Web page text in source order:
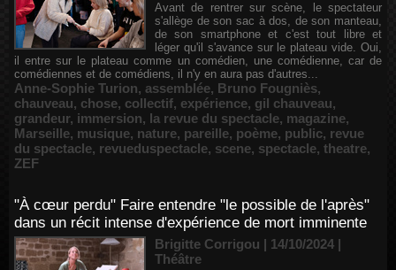
Avant de rentrer sur scène, le spectateur
s'allège de son sac à dos, de son manteau,
de son smartphone et c'est tout libre et
léger qu'il s'avance sur le plateau vide. Oui,
il entre sur le plateau comme un comédien, une comédienne, car de
comédiennes et de comédiens, il n'y en aura pas d'autres...
Anne-Sophie Turion, assemblée, Bruno Fougniès,
chauveau, chose, collectif, expérience, gil chauveau,
grandeur, immersion, la revue du spectacle, magazine,
Marseille, musique, nature, pareille, poème, public, revue
du spectacle, revueduspectacle, scene, spectacle, theatre,
ZEF
"À cœur perdu" Faire entendre "le possible de l'après"
dans un récit intense d'expérience de mort imminente
Brigitte Corrigou | 14/10/2024 |
Théâtre